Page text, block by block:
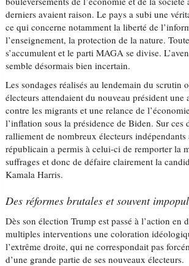
derniers avaient raison. Le pays a subi une
ce qui concerne notamment la liberté de
l’enseignement, la protection de la nature.
s’accumulent et le parti MAGA se divise.
semble désormais bien incertain.
Les sondages réalisés au lendemain du scrutin
électeurs attendaient du nouveau président une
contre les migrants et une relance de
l’inflation sous la présidence de Biden. Sur ces
ralliement de nombreux électeurs indépendants
républicain a permis à celui-ci de remporter la
suffrages et donc de défaire clairement la
Kamala Harris.
Des réformes brutales et souvent
Dès son élection Trump est passé à l’action en
multiples interventions une coloration
l’extrême droite, qui ne correspondait pas
d’une grande partie de ses nouveaux électeurs.